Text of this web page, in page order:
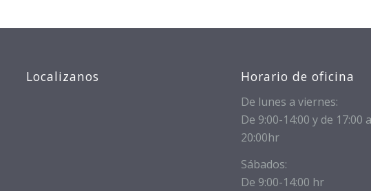
Localizanos Horario de oficina
De lunes a viernes:
De 9:00-14:00 y de 17:00
20:00hr
Sábados:
De 9:00-14:00 hr